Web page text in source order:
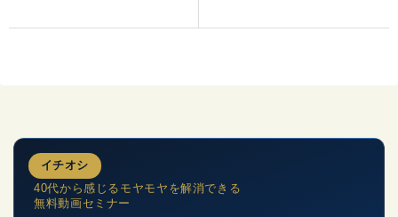
イチオシ
40代から感じるモヤモヤを解消できる
無料動画セミナー